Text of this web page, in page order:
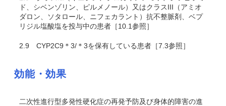
ド、シベンゾリン、ピルメノール）又はクラスIII（アミオ
ダロン、ソタロール、ニフェカラント）抗不整脈剤、ベプ
リジル塩酸塩を投与中の患者［10.1参照］
2.9 CYP2C9 ＊ 3/ ＊ 3を保有している患者［7.3参照］
効能・効果
二次性進行型多発性硬化症の再発予防及び身体的障害の進